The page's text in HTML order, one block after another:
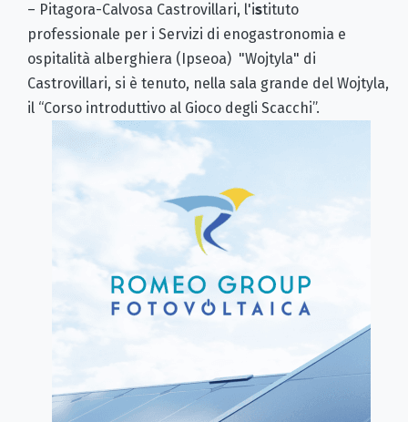
– Pitagora-Calvosa Castrovillari, l'istituto
professionale per i Servizi di enogastronomia e
ospitalità alberghiera (Ipseoa) "Wojtyla" di
Castrovillari, si è tenuto, nella sala grande del Wojtyla,
il “Corso introduttivo al Gioco degli Scacchi”.